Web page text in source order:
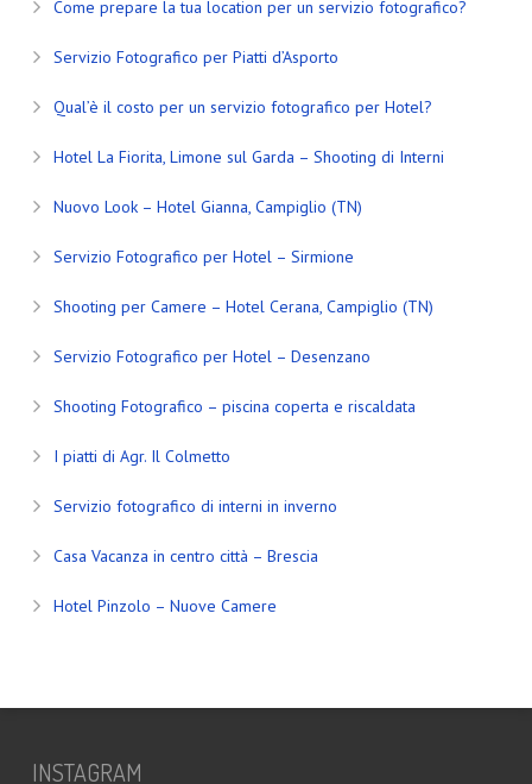
Come prepare la tua location per un servizio fotografico?
Servizio Fotografico per Piatti d’Asporto
Qual’è il costo per un servizio fotografico per Hotel?
Hotel La Fiorita, Limone sul Garda – Shooting di Interni
Nuovo Look – Hotel Gianna, Campiglio (TN)
Servizio Fotografico per Hotel – Sirmione
Shooting per Camere – Hotel Cerana, Campiglio (TN)
Servizio Fotografico per Hotel – Desenzano
Shooting Fotografico – piscina coperta e riscaldata
I piatti di Agr. Il Colmetto
Servizio fotografico di interni in inverno
Casa Vacanza in centro città – Brescia
Hotel Pinzolo – Nuove Camere
INSTAGRAM